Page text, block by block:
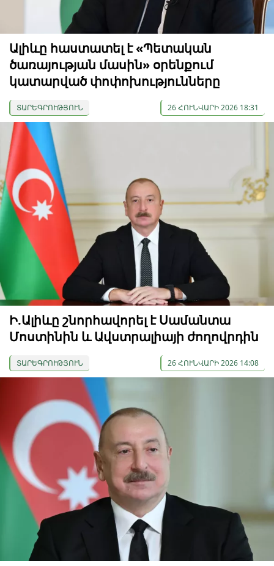
Ալիևը հաստատել է «Պետական
ծառայության մասին» օրենքում
կատարված փոփոխությունները
ՏԱՐԵԳՐՈՒԹՅՈՒՆ 26 ՀՈՒՆՎԱՐԻ 2026 18:31
Ի.Ալիևը շնորհավորել է Սամանտա
Մոստինին և Ավստրալիայի ժողովրդին
ՏԱՐԵԳՐՈՒԹՅՈՒՆ 26 ՀՈՒՆՎԱՐԻ 2026 14:08